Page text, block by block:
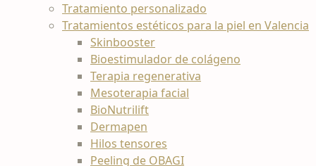
Tratamiento personalizado
Tratamientos estéticos para la piel en Valencia
Skinbooster
Bioestimulador de colágeno
Terapia regenerativa
Mesoterapia facial
BioNutrilift
Dermapen
Hilos tensores
Peeling de OBAGI